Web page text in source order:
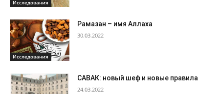
Исследования
Исследования
Рамазан – имя Аллаха
30.03.2022
САВАК: новый шеф и новые правила
24.03.2022